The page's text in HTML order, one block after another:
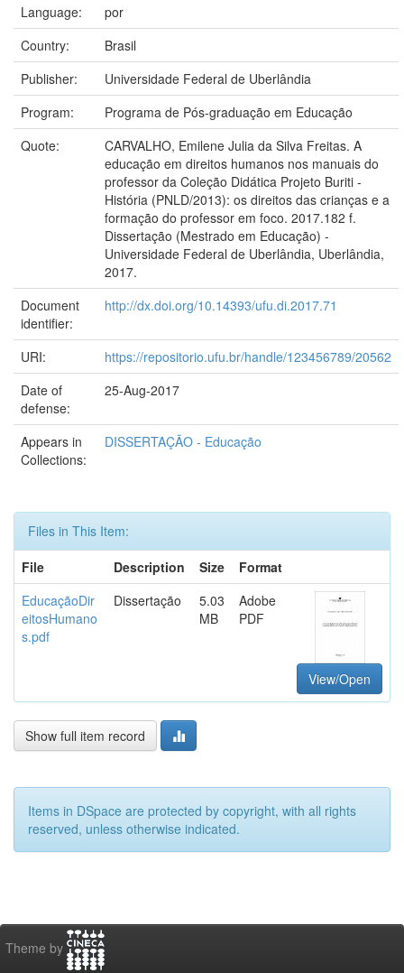
Language:
por
Country:
Brasil
Publisher:
Universidade Federal de Uberlândia
Program:
Programa de Pós-graduação em Educação
Quote:
CARVALHO, Emilene Julia da Silva Freitas. A
educação em direitos humanos nos manuais do
professor da Coleção Didática Projeto Buriti -
História (PNLD/2013): os direitos das crianças e a
formação do professor em foco. 2017.182 f.
Dissertação (Mestrado em Educação) -
Universidade Federal de Uberlândia, Uberlândia,
2017.
Document
identifier:
http://dx.doi.org/10.14393/ufu.di.2017.71
URI:
https://repositorio.ufu.br/handle/123456789/20562
Date of
defense:
25-Aug-2017
Appears in
Collections:
DISSERTAÇÃO - Educação
Files in This Item:
File
Description Size
Format
EducaçãoDir
eitosHumano
s.pdf
Dissertação
5.03
MB
Adobe
PDF
View/Open
Show full item record
Items in DSpace are protected by copyright, with all rights
reserved, unless otherwise indicated.
Theme by